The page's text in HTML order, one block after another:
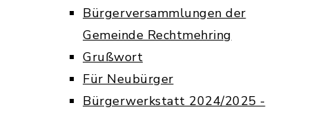
Bürgerversammlungen der
Gemeinde Rechtmehring
Grußwort
Für Neubürger
Bürgerwerkstatt 2024/2025 -